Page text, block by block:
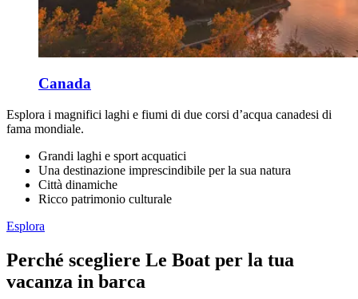
Canada
Esplora i magnifici laghi e fiumi di due corsi d’acqua canadesi di
fama mondiale.
Grandi laghi e sport acquatici
Una destinazione imprescindibile per la sua natura
Città dinamiche
Ricco patrimonio culturale
Esplora
Perché scegliere Le Boat per la tua
vacanza in barca